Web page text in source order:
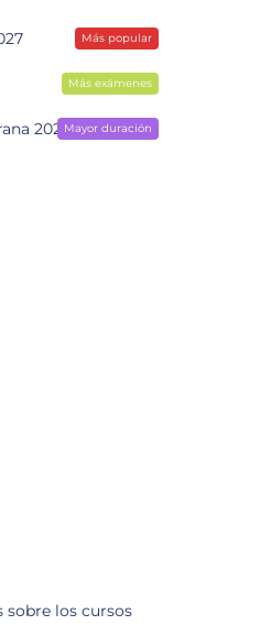
Más popular
Más exámenes
2028Mayor duración
sobre los cursos